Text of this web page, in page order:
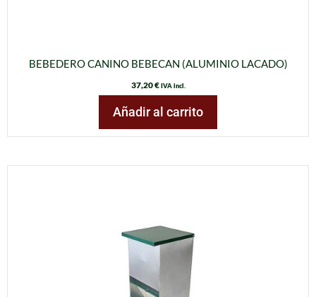
BEBEDERO CANINO BEBECAN (ALUMINIO LACADO)
37,20€ IVA incl.
Añadir al carrito